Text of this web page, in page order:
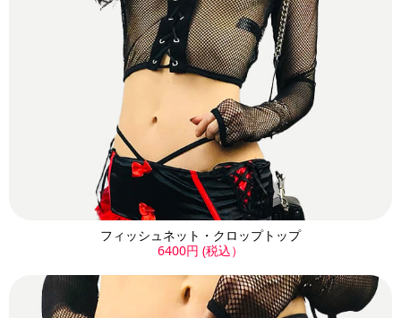
フィッシュネット・クロップトップ
6400円 (税込）